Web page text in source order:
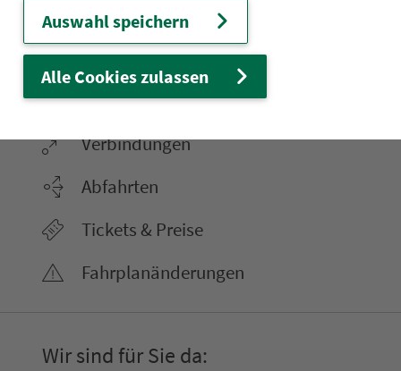
Nürn­berg
22.000 Qua­drat­ki­lo­me­ter. 130 Ver­kehrs­un­
ter­neh­men. 1.100 Linien. Eine Fahr­kar­te.
Ver­bin­dungen
Abfahrten
Tickets & Preise
Fahr­plan­ände­rungen
Wir sind für Sie da:
Auswahl speichern
Alle Cookies zulassen